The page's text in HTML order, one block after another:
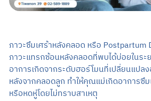
ภาวะซึมเศร้าหลังคลอด หรือ Postpartum
ภาวะแทรกซ้อนหลังคลอดที่พบได้บ่อยในระ
อาการเกิดจากระดับฮอร์โมนที่เปลี่ยนแปล
หลังจากคลอดลูก ทำให้คุณแม่เกิดอาการซึม
หรือหดหู่โดยไม่ทราบสาเหตุ